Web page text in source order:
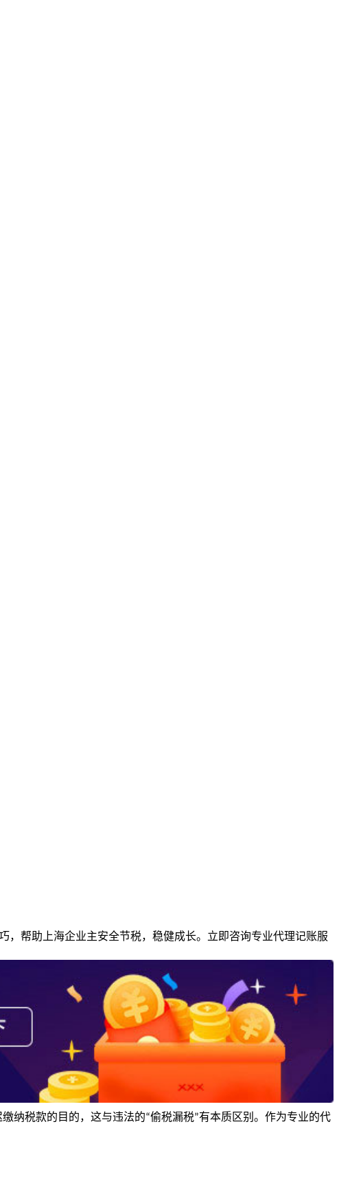
帮助上海企业主安全节税，稳健成长。立即咨询专业代理记账服
纳税款的目的，这与违法的“偷税漏税”有本质区别。作为专业的代